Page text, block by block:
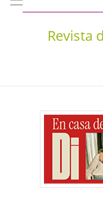
Revista